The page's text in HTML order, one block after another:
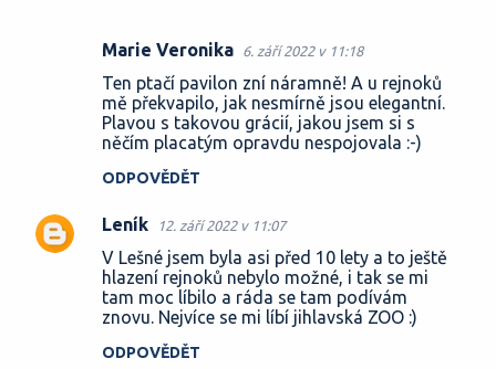
t
á
Marie Veronika 6. září 2022 v 11:18
Ten ptačí pavilon zní náramně! A u rejnoků
mě překvapilo, jak nesmírně jsou elegantní.
Plavou s takovou grácií, jakou jsem si s
něčím placatým opravdu nespojovala :-)
ODPOVĚDĚT
Leník 12. září 2022 v 11:07
V Lešné jsem byla asi před 10 lety a to ještě
hlazení rejnoků nebylo možné, i tak se mi
tam moc líbilo a ráda se tam podívám
znovu. Nejvíce se mi líbí jihlavská ZOO :)
ODPOVĚDĚT